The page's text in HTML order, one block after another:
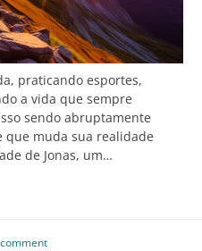
praticando esportes,
a vida que sempre
sendo abruptamente
muda sua realidade
de Jonas, um…